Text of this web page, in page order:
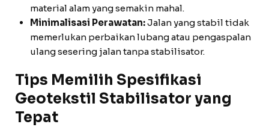
material alam yang semakin mahal.
Minimalisasi Perawatan:Jalan yang stabil tidak
memerlukan perbaikan lubang atau pengaspalan
ulang sesering jalan tanpa stabilisator.
Tips Memilih Spesifikasi
Geotekstil Stabilisator yang
Tepat